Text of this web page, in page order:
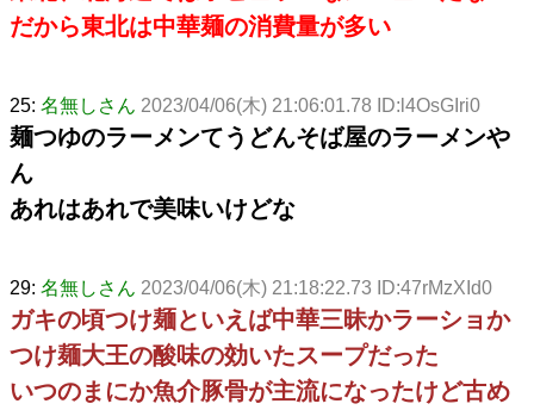
だから東北は中華麺の消費量が多い
25: 名無しさん 2023/04/06(木) 21:06:01.78 ID:l4OsGIri0
麺つゆのラーメンてうどんそば屋のラーメンや
ん
あれはあれで美味いけどな
29: 名無しさん 2023/04/06(木) 21:18:22.73 ID:47rMzXId0
ガキの頃つけ麺といえば中華三昧かラーショか
つけ麺大王の酸味の効いたスープだった
いつのまにか魚介豚骨が主流になったけど古め